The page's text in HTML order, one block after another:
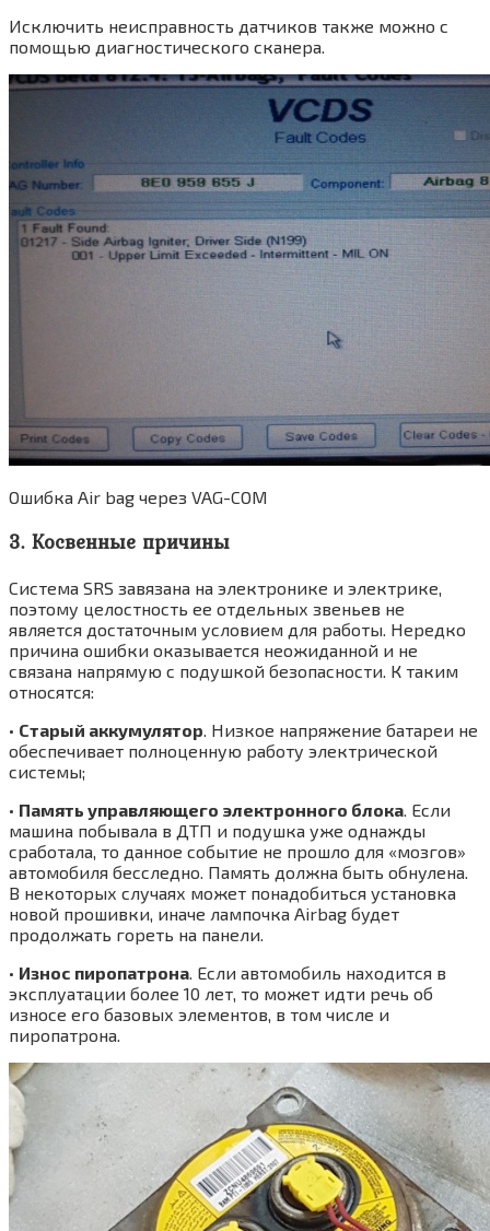
Исключить неисправность датчиков также можно с
помощью диагностического сканера.
Ошибка Air bag через VAG-COM
3. Косвенные причины
Система SRS завязана на электронике и электрике,
поэтому целостность ее отдельных звеньев не
является достаточным условием для работы. Нередко
причина ошибки оказывается неожиданной и не
связана напрямую с подушкой безопасности. К таким
относятся:
• Старый аккумулятор. Низкое напряжение батареи не
обеспечивает полноценную работу электрической
системы;
• Память управляющего электронного блока. Если
машина побывала в ДТП и подушка уже однажды
сработала, то данное событие не прошло для «мозгов»
автомобиля бесследно. Память должна быть обнулена.
В некоторых случаях может понадобиться установка
новой прошивки, иначе лампочка Airbag будет
продолжать гореть на панели.
• Износ пиропатрона. Если автомобиль находится в
эксплуатации более 10 лет, то может идти речь об
износе его базовых элементов, в том числе и
пиропатрона.